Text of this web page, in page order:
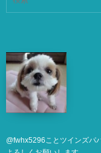
@fwhx5296 ことツインズパ